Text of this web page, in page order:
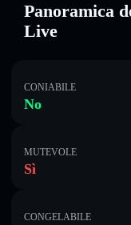
Panoramica
Live
CONIABILE
No
MUTEVOLE
Sì
CONGELABILE